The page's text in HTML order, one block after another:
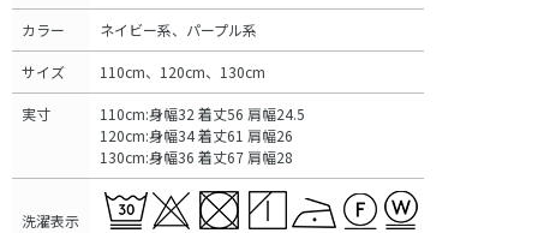
カラー ネイビー系、パープル系
サイズ 110cm、120cm、130cm
実寸
110cm:身幅32 着丈56 肩幅24.5
120cm:身幅34 着丈61 肩幅26
130cm:身幅36 着丈67 肩幅28
洗濯表示